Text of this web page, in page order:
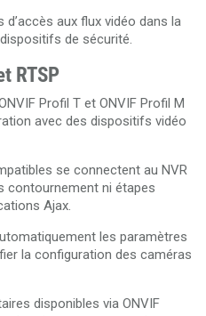
aux flux vidéo dans la
de sécurité.
RTSP
Profil T et ONVIF Profil M
avec des dispositifs vidéo
se connectent au NVR
contournement ni étapes
Ajax.
les paramètres
la configuration des caméras
disponibles via ONVIF